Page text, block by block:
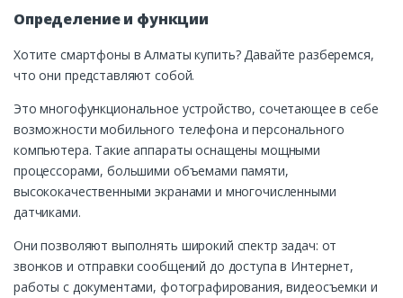
Определение и функции
Хотите смартфоны в Алматы купить? Давайте разберемся,
что они представляют собой.
Это многофункциональное устройство, сочетающее в себе
возможности мобильного телефона и персонального
компьютера. Такие аппараты оснащены мощными
процессорами, большими объемами памяти,
высококачественными экранами и многочисленными
датчиками.
Они позволяют выполнять широкий спектр задач: от
звонков и отправки сообщений до доступа в Интернет,
работы с документами, фотографирования, видеосъемки и